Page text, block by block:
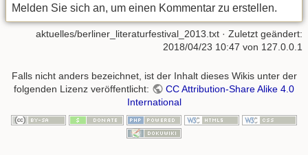
Melden Sie sich an, um einen Kommentar zu erstellen.
aktuelles/berliner_literaturfestival_2013.txt · Zuletzt geändert:
2018/04/23 10:47 von 127.0.0.1
Falls nicht anders bezeichnet, ist der Inhalt dieses Wikis unter der
folgenden Lizenz veröffentlicht:
CC Attribution-Share Alike 4.0
International